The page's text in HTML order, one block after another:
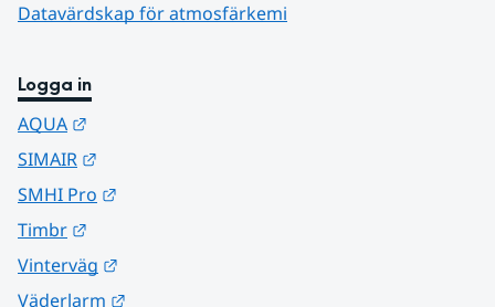
Datavärdskap för atmosfärkemi
Logga in
AQUA
SIMAIR
SMHI Pro
Timbr
Vinterväg
Väderlarm